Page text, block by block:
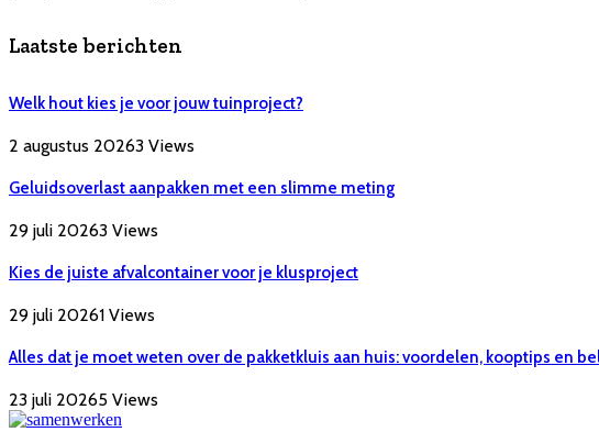
Laatste berichten
Welk hout kies je voor jouw tuinproject?
2 augustus 20263 Views
Geluidsoverlast aanpakken met een slimme meting
29 juli 20263 Views
Kies de juiste afvalcontainer voor je klusproject
29 juli 20261 Views
Alles dat je moet weten over de pakketkluis aan huis: voordelen, kooptips en
23 juli 20265 Views